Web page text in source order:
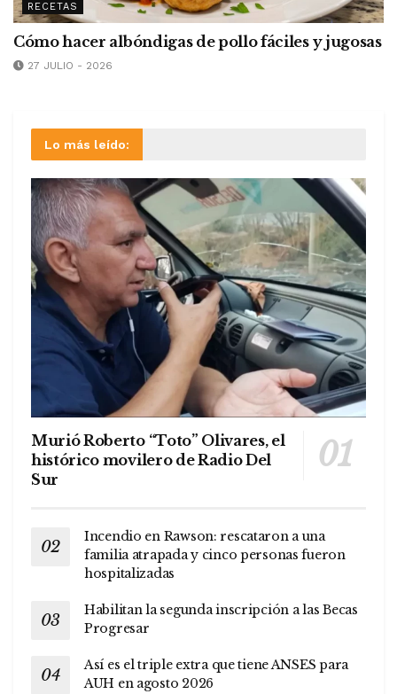
RECETAS
Cómo hacer albóndigas de pollo fáciles y jugosas
27 JULIO - 2026
Lo más leído:
Murió Roberto “Toto” Olivares, el
histórico movilero de Radio Del
Sur
Incendio en Rawson: rescataron a una
familia atrapada y cinco personas fueron
hospitalizadas
Habilitan la segunda inscripción a las Becas
Progresar
Así es el triple extra que tiene ANSES para
AUH en agosto 2026